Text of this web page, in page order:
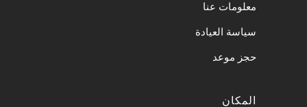
معلومات عنا
سياسة العيادة
حجز موعد
المكان